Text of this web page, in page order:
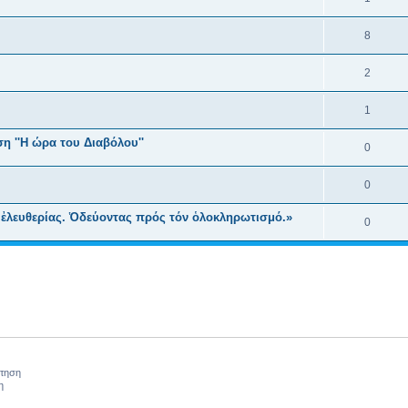
8
2
1
''Η ώρα του Διαβόλου'' 0
0
Ὁδεύοντας πρός τόν ὁλοκληρωτισμό.» 0